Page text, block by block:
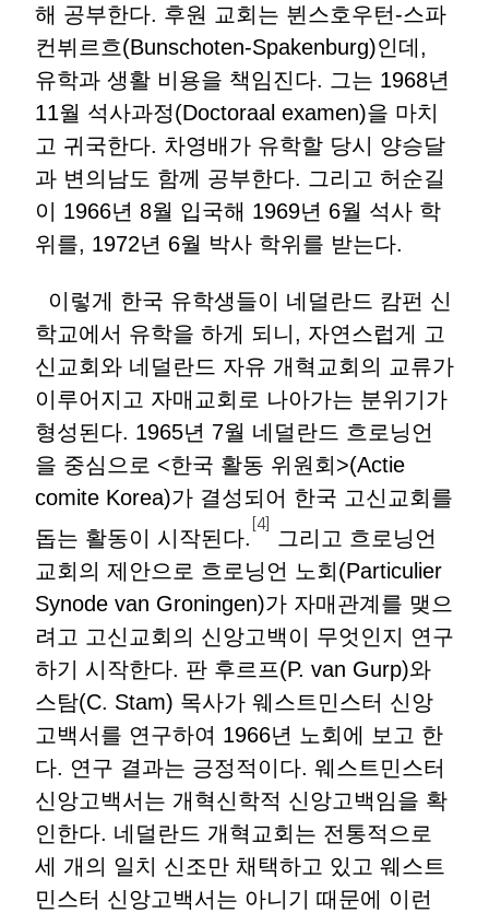
해 공부한다. 후원 교회는 뷘스호우턴-스파
컨뷔르흐(Bunschoten-Spakenburg)인데,
유학과 생활 비용을 책임진다. 그는 1968년
11월 석사과정(Doctoraal examen)을 마치
고 귀국한다. 차영배가 유학할 당시 양승달
과 변의남도 함께 공부한다. 그리고 허순길
이 1966년 8월 입국해 1969년 6월 석사 학
위를, 1972년 6월 박사 학위를 받는다.
이렇게 한국 유학생들이 네덜란드 캄펀 신
학교에서 유학을 하게 되니, 자연스럽게 고
신교회와 네덜란드 자유 개혁교회의 교류가
이루어지고 자매교회로 나아가는 분위기가
형성된다. 1965년 7월 네덜란드 흐로닝언
을 중심으로 <한국 활동 위원회>(Actie
comite Korea)가 결성되어 한국 고신교회를
돕는 활동이 시작된다.
[4]
그리고 흐로닝언
교회의 제안으로 흐로닝언 노회(Particulier
Synode van Groningen)가 자매관계를 맺으
려고 고신교회의 신앙고백이 무엇인지 연구
하기 시작한다. 판 후르프(P. van Gurp)와
스탐(C. Stam) 목사가 웨스트민스터 신앙
고백서를 연구하여 1966년 노회에 보고 한
다. 연구 결과는 긍정적이다. 웨스트민스터
신앙고백서는 개혁신학적 신앙고백임을 확
인한다. 네덜란드 개혁교회는 전통적으로
세 개의 일치 신조만 채택하고 있고 웨스트
민스터 신앙고백서는 아니기 때문에 이런